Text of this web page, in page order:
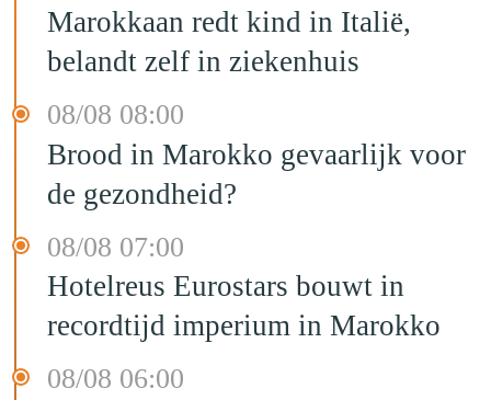
Marokkaan redt kind in Italië,
belandt zelf in ziekenhuis
08/08 08:00
Brood in Marokko gevaarlijk voor
de gezondheid?
08/08 07:00
Hotelreus Eurostars bouwt in
recordtijd imperium in Marokko
08/08 06:00